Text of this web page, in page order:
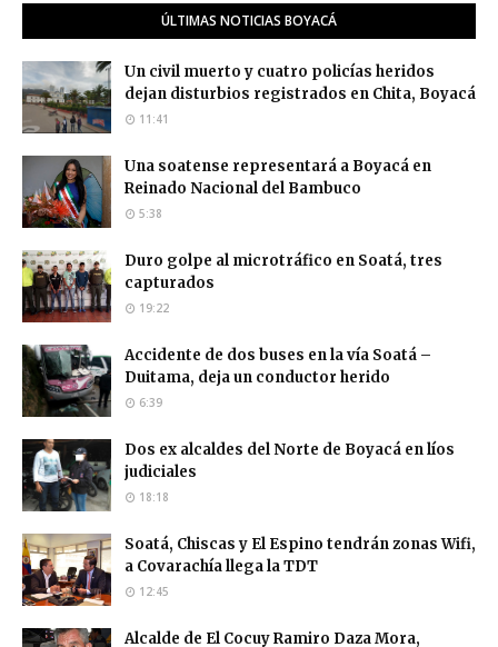
ÚLTIMAS NOTICIAS BOYACÁ
Un civil muerto y cuatro policías heridos
dejan disturbios registrados en Chita, Boyacá
11:41
Una soatense representará a Boyacá en
Reinado Nacional del Bambuco
5:38
Duro golpe al microtráfico en Soatá, tres
capturados
19:22
Accidente de dos buses en la vía Soatá –
Duitama, deja un conductor herido
6:39
Dos ex alcaldes del Norte de Boyacá en líos
judiciales
18:18
Soatá, Chiscas y El Espino tendrán zonas Wifi,
a Covarachía llega la TDT
12:45
Alcalde de El Cocuy Ramiro Daza Mora,